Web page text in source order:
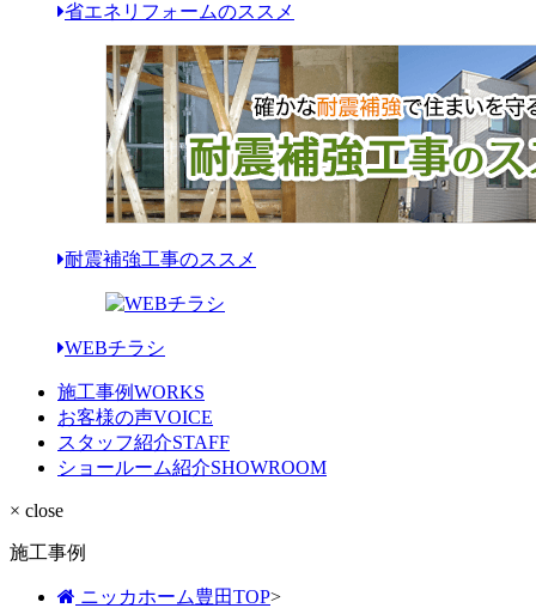
省エネリフォームのススメ
耐震補強工事のススメ
WEBチラシ
施工事例WORKS
お客様の声VOICE
スタッフ紹介STAFF
ショールーム紹介SHOWROOM
× close
施工事例
ニッカホーム豊田TOP>